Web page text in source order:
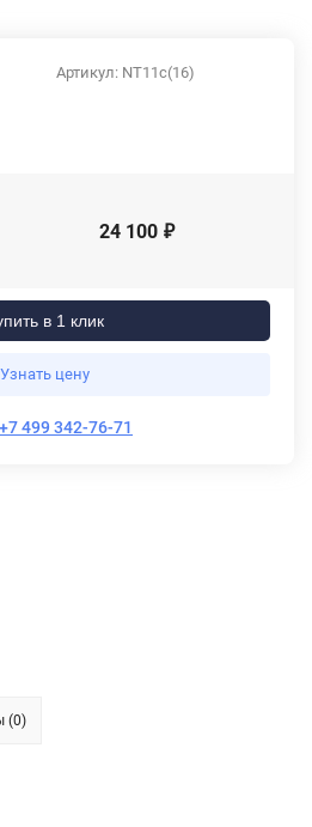
Артикул: NT11с(16)
24 100 ₽
в 1 клик
Узнать цену
+7 499 342-76-71
(0)